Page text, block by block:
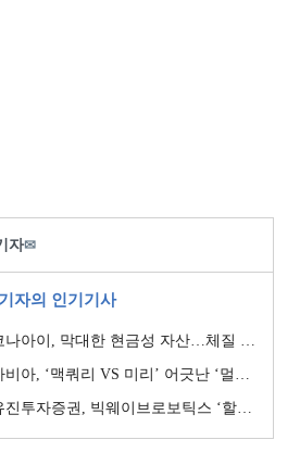
자✉
기자의 인기기사
, 막대한 현금성 자산…체질 개선 핵심 Key
‘맥쿼리 VS 미리’ 어긋난 ‘멀티플 수싸움’
이브로보틱스 ‘할인율’ 낮춰 ‘몸값’ 지키기…’고무줄’ 가치평가